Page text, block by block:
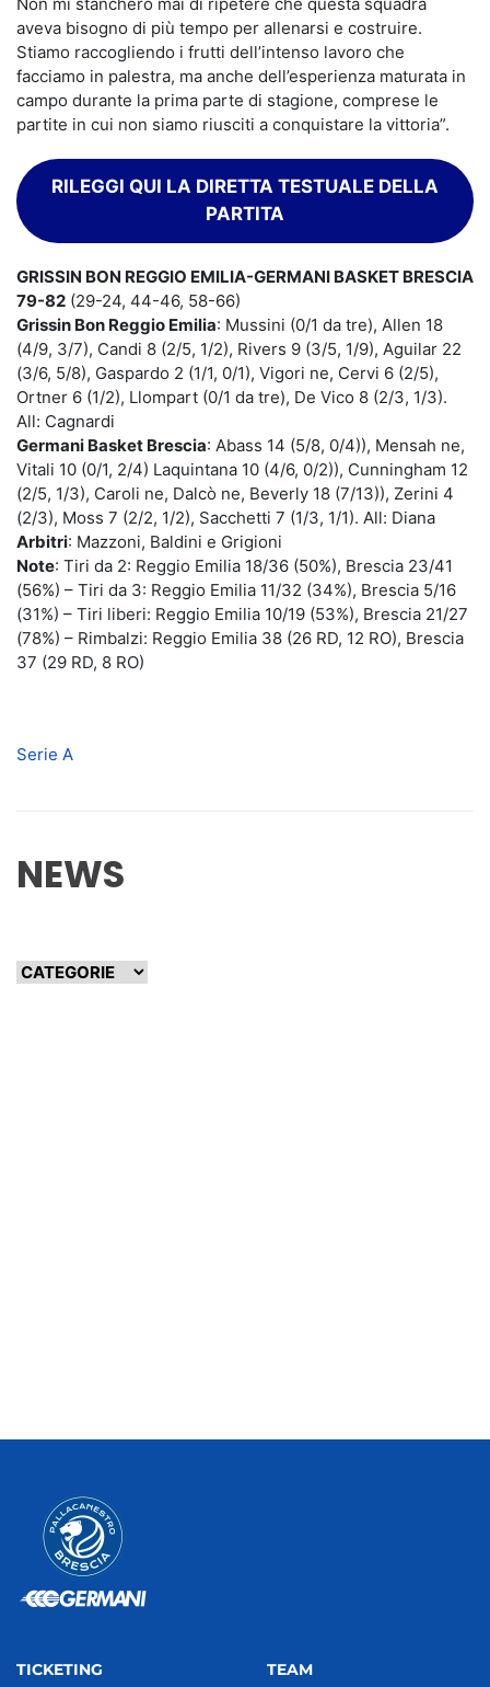
aveva bisogno di più tempo per allenarsi e costruire.
Stiamo raccogliendo i frutti dell’intenso lavoro che
facciamo in palestra, ma anche dell’esperienza maturata in
campo durante la prima parte di stagione, comprese le
partite in cui non siamo riusciti a conquistare la vittoria”.
RILEGGI QUI LA DIRETTA TESTUALE DELLA
PARTITA
GRISSIN BON REGGIO EMILIA-GERMANI BASKET BRESCIA
79-82 (29-24, 44-46, 58-66)
Grissin Bon Reggio Emilia: Mussini (0/1 da tre), Allen 18
(4/9, 3/7), Candi 8 (2/5, 1/2), Rivers 9 (3/5, 1/9), Aguilar 22
(3/6, 5/8), Gaspardo 2 (1/1, 0/1), Vigori ne, Cervi 6 (2/5),
Ortner 6 (1/2), Llompart (0/1 da tre), De Vico 8 (2/3, 1/3).
All: Cagnardi
Germani Basket Brescia: Abass 14 (5/8, 0/4)), Mensah ne,
Vitali 10 (0/1, 2/4) Laquintana 10 (4/6, 0/2)), Cunningham 12
(2/5, 1/3), Caroli ne, Dalcò ne, Beverly 18 (7/13)), Zerini 4
(2/3), Moss 7 (2/2, 1/2), Sacchetti 7 (1/3, 1/1). All: Diana
Arbitri: Mazzoni, Baldini e Grigioni
Note: Tiri da 2: Reggio Emilia 18/36 (50%), Brescia 23/41
(56%) – Tiri da 3: Reggio Emilia 11/32 (34%), Brescia 5/16
(31%) – Tiri liberi: Reggio Emilia 10/19 (53%), Brescia 21/27
(78%) – Rimbalzi: Reggio Emilia 38 (26 RD, 12 RO), Brescia
37 (29 RD, 8 RO)
Serie A
NEWS
TICKETING TEAM